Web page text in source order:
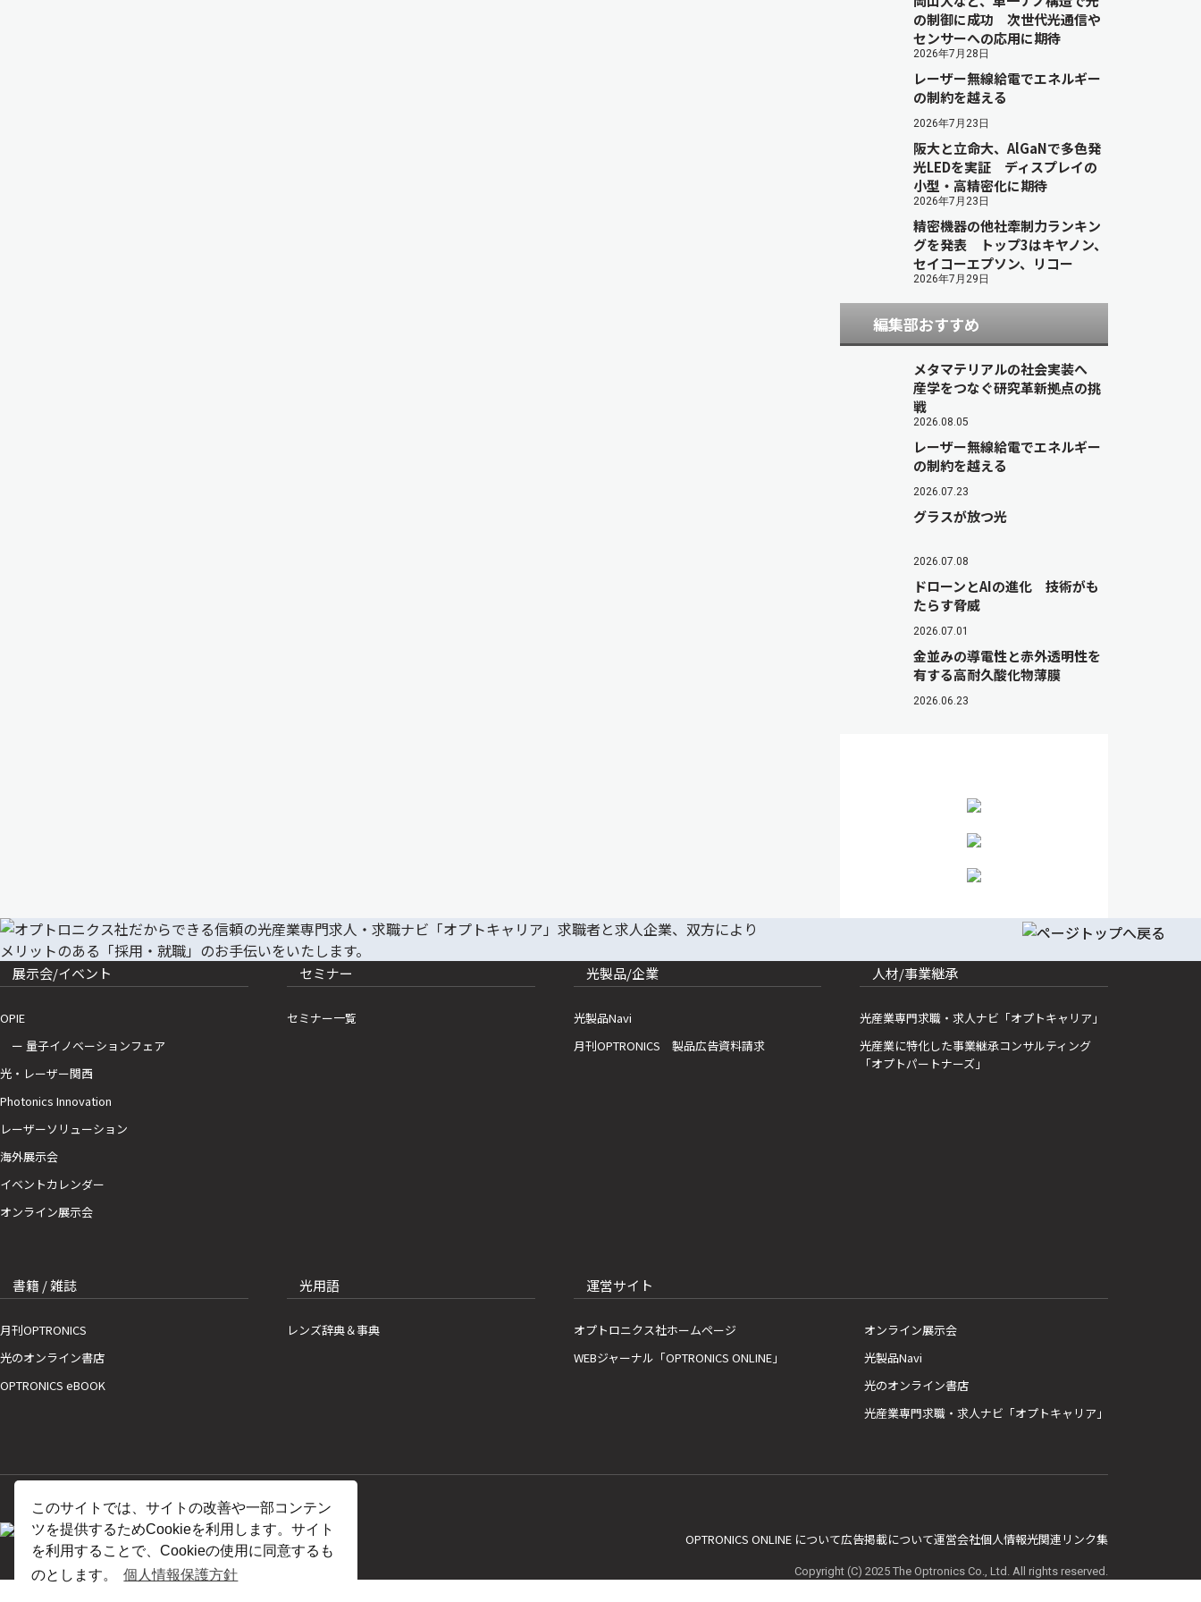
このサイトでは、サイトの改善や一部コンテン
ツを提供するためCookieを利用します。サイト
を利用することで、Cookieの使用に同意するも
のとします。
個人情報保護方針
の制御に成功 次世代光通信や
センサーへの応用に期待
2026年7月28日
レーザー無線給電でエネルギー
の制約を越える
2026年7月23日
阪大と立命大、AlGaNで多色発
光LEDを実証 ディスプレイの
小型・高精密化に期待
2026年7月23日
精密機器の他社牽制力ランキン
グを発表 トップ3はキヤノン、
セイコーエプソン、リコー
2026年7月29日
編集部おすすめ
メタマテリアルの社会実装へ
産学をつなぐ研究革新拠点の挑
戦
2026.08.05
レーザー無線給電でエネルギー
の制約を越える
2026.07.23
グラスが放つ光
2026.07.08
ドローンとAIの進化 技術がも
たらす脅威
2026.07.01
金並みの導電性と赤外透明性を
有する高耐久酸化物薄膜
2026.06.23
展示会/イベント
OPIE
ー 量子イノベーションフェア
光・レーザー関西
Photonics Innovation
レーザーソリューション
海外展示会
イベントカレンダー
オンライン展示会
セミナー
セミナー一覧
光製品/企業
光製品Navi
月刊OPTRONICS 製品広告資料請求
人材/事業継承
光産業専門求職・求人ナビ「オプトキャリア」
光産業に特化した事業継承コンサルティング
「オプトパートナーズ」
書籍 / 雑誌
月刊OPTRONICS
光のオンライン書店
OPTRONICS eBOOK
光用語
レンズ辞典＆事典
運営サイト
オプトロニクス社ホームページ
WEBジャーナル「OPTRONICS ONLINE」
オンライン展示会
光製品Navi
光のオンライン書店
光産業専門求職・求人ナビ「オプトキャリア」
OPTRONICS ONLINE について広告掲載について運営会社個人情報光関連リンク集
Copyright (C) 2025 The Optronics Co., Ltd. All rights reserved.